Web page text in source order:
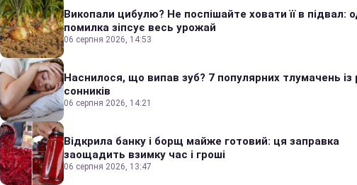
Викопали цибулю? Не поспішайте ховати її в підвал:
помилка зіпсує весь урожай
06 серпня 2026, 14:53
Наснилося, що випав зуб? 7 популярних тлумачень із
сонників
06 серпня 2026, 14:21
Відкрила банку і борщ майже готовий: ця заправка
заощадить взимку час і гроші
06 серпня 2026, 13:47